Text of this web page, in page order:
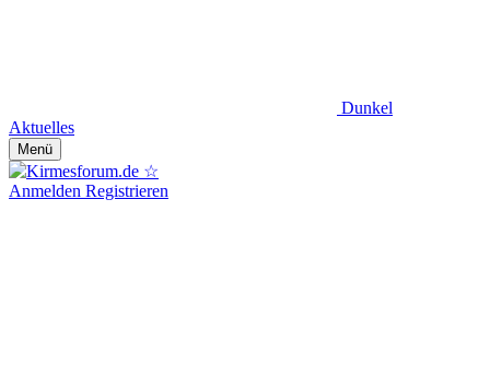
Dunkel
Aktuelles
Menü
Anmelden Registrieren